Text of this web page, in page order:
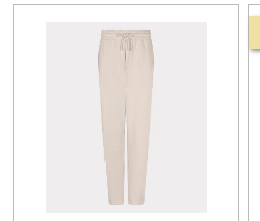
(2)